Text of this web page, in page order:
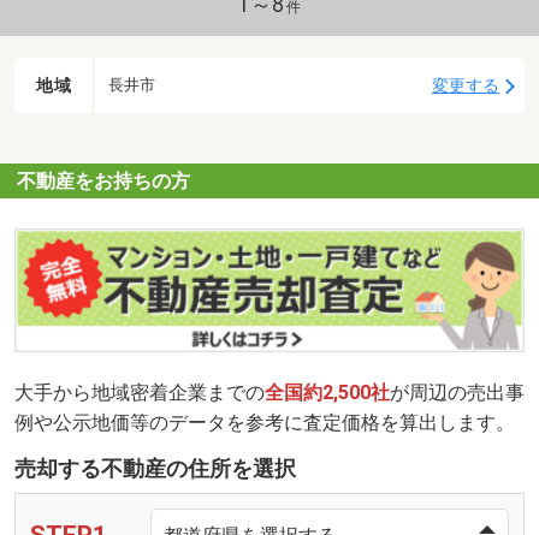
件
地域 長井市 変更する
不動産をお持ちの方
大手から地域密着企業までの全国約2,500社が周辺の売出事
例や公示地価等のデータを参考に査定価格を算出します。
売却する不動産の住所を選択